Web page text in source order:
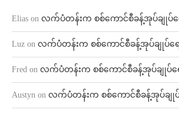
Elias on လက်ပံတန်းက စစ်ကောင်စီခန့်အုပ်ချုပ်ရ
Luz on လက်ပံတန်းက စစ်ကောင်စီခန့်အုပ်ချုပ်ရ
Fred on လက်ပံတန်းက စစ်ကောင်စီခန့်အုပ်ချုပ်ရ
Austyn on လက်ပံတန်းက စစ်ကောင်စီခန့်အုပ်ချု